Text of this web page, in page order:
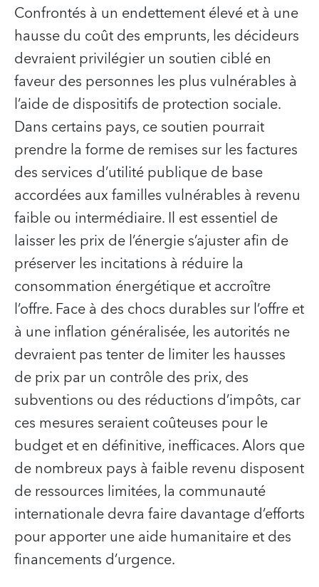
Confrontés à un endettement élevé et à une
hausse du coût des emprunts, les décideurs
devraient privilégier un soutien ciblé en
faveur des personnes les plus vulnérables à
l’aide de dispositifs de protection sociale.
Dans certains pays, ce soutien pourrait
prendre la forme de remises sur les factures
des services d’utilité publique de base
accordées aux familles vulnérables à revenu
faible ou intermédiaire. Il est essentiel de
laisser les prix de l’énergie s’ajuster afin de
préserver les incitations à réduire la
consommation énergétique et accroître
l’offre. Face à des chocs durables sur l’offre et
à une inflation généralisée, les autorités ne
devraient pas tenter de limiter les hausses
de prix par un contrôle des prix, des
subventions ou des réductions d’impôts, car
ces mesures seraient coûteuses pour le
budget et en définitive, inefficaces. Alors que
de nombreux pays à faible revenu disposent
de ressources limitées, la communauté
internationale devra faire davantage d’efforts
pour apporter une aide humanitaire et des
financements d’urgence.